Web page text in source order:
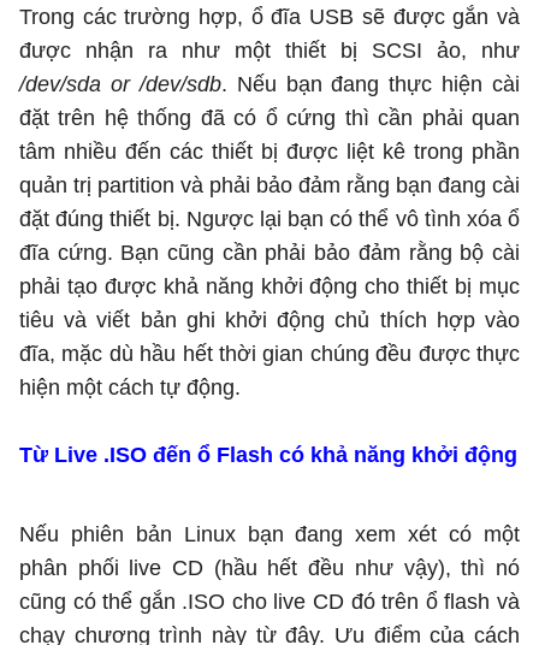
Trong các trường hợp, ổ đĩa USB sẽ được gắn và
được nhận ra như một thiết bị SCSI ảo, như
/dev/sda or /dev/sdb. Nếu bạn đang thực hiện cài
đặt trên hệ thống đã có ổ cứng thì cần phải quan
tâm nhiều đến các thiết bị được liệt kê trong phần
quản trị partition và phải bảo đảm rằng bạn đang cài
đặt đúng thiết bị. Ngược lại bạn có thể vô tình xóa ổ
đĩa cứng. Bạn cũng cần phải bảo đảm rằng bộ cài
phải tạo được khả năng khởi động cho thiết bị mục
tiêu và viết bản ghi khởi động chủ thích hợp vào
đĩa, mặc dù hầu hết thời gian chúng đều được thực
hiện một cách tự động.
Từ Live .ISO đến ổ Flash có khả năng khởi động
Nếu phiên bản Linux bạn đang xem xét có một
phân phối live CD (hầu hết đều như vậy), thì nó
cũng có thể gắn .ISO cho live CD đó trên ổ flash và
chạy chương trình này từ đây. Ưu điểm của cách